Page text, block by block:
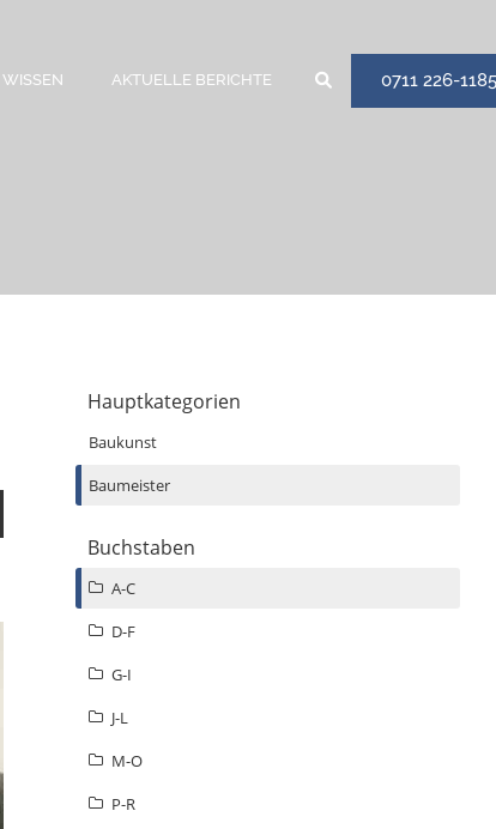
WISSEN AKTUELLE BERICHTE 0711 226-1185
Hauptkategorien
Baukunst
Baumeister
Buchstaben
A-C
D-F
G-I
J-L
M-O
P-R